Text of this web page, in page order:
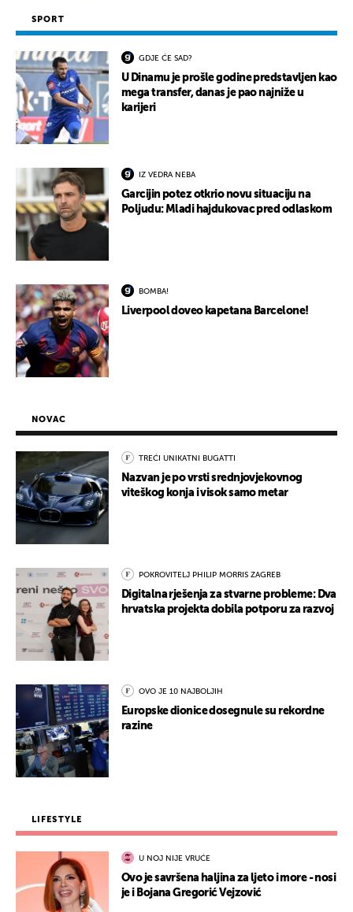
SPORT
GDJE ĆE SAD?
U Dinamu je prošle godine predstavljen kao
mega transfer, danas je pao najniže u
karijeri
IZ VEDRA NEBA
Garcijin potez otkrio novu situaciju na
Poljudu: Mladi hajdukovac pred odlaskom
BOMBA!
Liverpool doveo kapetana Barcelone!
NOVAC
TREĆI UNIKATNI BUGATTI
Nazvan je po vrsti srednjovjekovnog
viteškog konja i visok samo metar
POKROVITELJ PHILIP MORRIS ZAGREB
Digitalna rješenja za stvarne probleme: Dva
hrvatska projekta dobila potporu za razvoj
OVO JE 10 NAJBOLJIH
Europske dionice dosegnule su rekordne
razine
LIFESTYLE
U NOJ NIJE VRUĆE
Ovo je savršena haljina za ljeto i more - nosi
je i Bojana Gregorić Vejzović